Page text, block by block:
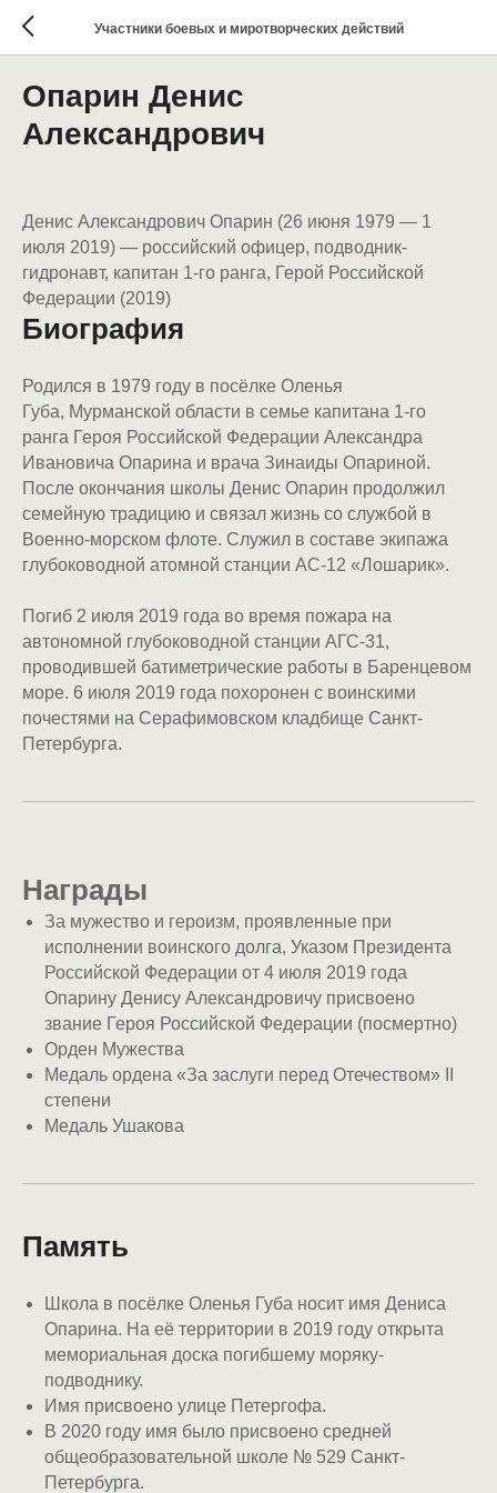
Участники боевых и миротворческих действий
Опарин Денис
Александрович
Денис Александрович Опарин (26 июня 1979 — 1
июля 2019) — российский офицер, подводник-
гидронавт, капитан 1-го ранга, Герой Российской
Федерации (2019)
Биография
Родился в 1979 году в посёлке Оленья
Губа, Мурманской области в семье капитана 1-го
ранга Героя Российской Федерации Александра
Ивановича Опарина и врача Зинаиды Опариной.
После окончания школы Денис Опарин продолжил
семейную традицию и связал жизнь со службой в
Военно-морском флоте. Служил в составе экипажа
глубоководной атомной станции АС-12 «Лошарик».
Погиб 2 июля 2019 года во время пожара на
автономной глубоководной станции АГС-31,
проводившей батиметрические работы в Баренцевом
море. 6 июля 2019 года похоронен с воинскими
почестями на Серафимовском кладбище Санкт-
Петербурга.
Награды
За мужество и героизм, проявленные при
исполнении воинского долга, Указом Президента
Российской Федерации от 4 июля 2019 года
Опарину Денису Александровичу присвоено
звание Героя Российской Федерации (посмертно)
Орден Мужества
Медаль ордена «За заслуги перед Отечеством» II
степени
Медаль Ушакова
Память
Школа в посёлке Оленья Губа носит имя Дениса
Опарина. На её территории в 2019 году открыта
мемориальная доска погибшему моряку-
подводнику.
Имя присвоено улице Петергофа.
В 2020 году имя было присвоено средней
общеобразовательной школе № 529 Санкт-
Петербурга.